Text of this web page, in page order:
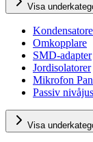
Visa
Omkopplare
SMD-adapter
Jordisolatorer
Mikrofon
Passiv
Visa